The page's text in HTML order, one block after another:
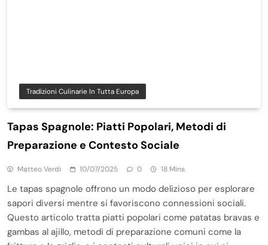
Tradizioni Culinarie In Tutta Europa
Tapas Spagnole: Piatti Popolari, Metodi di
Preparazione e Contesto Sociale
Matteo Verdi 10/07/2025 0 18 Mins
Le tapas spagnole offrono un modo delizioso per esplorare
sapori diversi mentre si favoriscono connessioni sociali.
Questo articolo tratta piatti popolari come patatas bravas e
gambas al ajillo, metodi di preparazione comuni come la